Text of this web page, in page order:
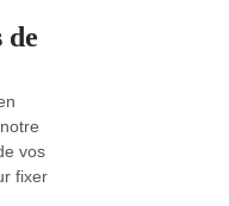
de
vos
fixer